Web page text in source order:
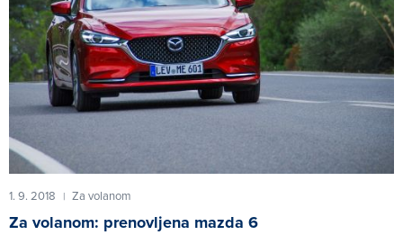
1. 9. 2018 | Za volanom
Za volanom: prenovljena mazda 6